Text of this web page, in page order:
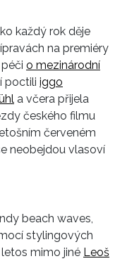
každý rok děje
na premiéry
péči o mezinárodní
poctili iggo
a včera přijela
českého filmu
červeném
neobejdou vlasoví
beach waves,
stylingových
mimo jiné Leoš